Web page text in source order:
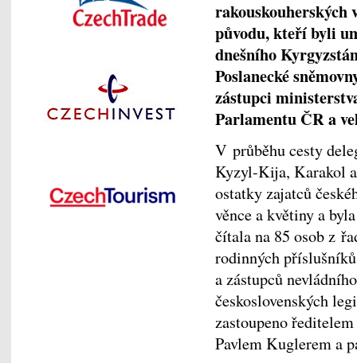
rakouskouherských
původu, kteří byli
dnešního
Poslanecké
zástupci
Parlamentu ČR a
V průběhu cesty
Kyzyl-Kija, Karakol
ostatky zajatců
věnce a květiny a
čítala na 85 osob z
rodinných
a zástupců
československých
zastoupeno
Pavlem Kuglerem a